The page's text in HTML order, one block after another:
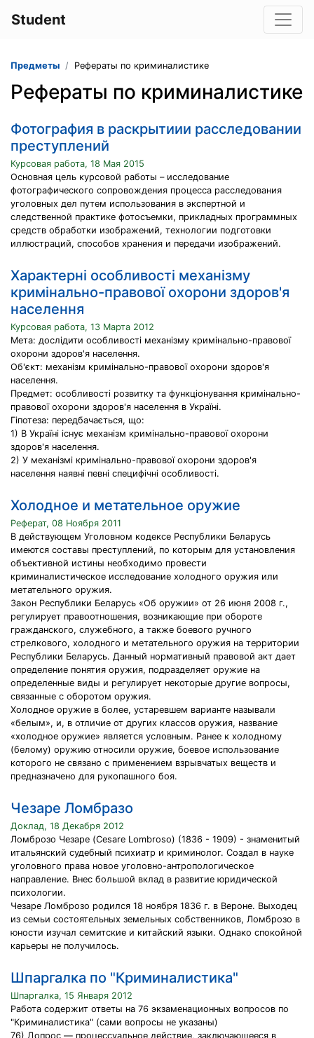
Student
Предметы Рефераты по криминалистике
Рефераты по криминалистике
Фотография в раскрытиии расследовании
преступлений
Курсовая работа, 18 Мая 2015
Основная цель курсовой работы – исследование
фотографического сопровождения процесса расследования
уголовных дел путем использования в экспертной и
следственной практике фотосъемки, прикладных программных
средств обработки изображений, технологии подготовки
иллюстраций, способов хранения и передачи изображений.
Характерні особливості механізму
кримінально-правової охорони здоров'я
населення
Курсовая работа, 13 Марта 2012
Мета: дослідити особливості механізму кримінально-правової
охорони здоров'я населення.
Об'єкт: механізм кримінально-правової охорони здоров'я
населення.
Предмет: особливості розвитку та функціонування кримінально-
правової охорони здоров'я населення в Україні.
Гіпотеза: передбачається, що:
1) В Україні існує механізм кримінально-правової охорони
здоров'я населення.
2) У механізмі кримінально-правової охорони здоров'я
населення наявні певні специфічні особливості.
Холодное и метательное оружие
Реферат, 08 Ноября 2011
В действующем Уголовном кодексе Республики Беларусь
имеются составы преступлений, по которым для установления
объективной истины необходимо провести
криминалистическое исследование холодного оружия или
метательного оружия.
Закон Республики Беларусь «Об оружии» от 26 июня 2008 г.,
регулирует правоотношения, возникающие при обороте
гражданского, служебного, а также боевого ручного
стрелкового, холодного и метательного оружия на территории
Республики Беларусь. Данный нормативный правовой акт дает
определение понятия оружия, подразделяет оружие на
определенные виды и регулирует некоторые другие вопросы,
связанные с оборотом оружия.
Холодное оружие в более, устаревшем варианте называли
«белым», и, в отличие от других классов оружия, название
«холодное оружие» является условным. Ранее к холодному
(белому) оружию относили оружие, боевое использование
которого не связано с применением взрывчатых веществ и
предназначено для рукопашного боя.
Чезаре Ломбразо
Доклад, 18 Декабря 2012
Ломброзо Чезаре (Cesare Lombroso) (1836 - 1909) - знаменитый
итальянский судебный психиатр и криминолог. Создал в науке
уголовного права новое уголовно-антропологическое
направление. Внес большой вклад в развитие юридической
психологии.
Чезаре Ломброзо родился 18 ноября 1836 г. в Вероне. Выходец
из семьи состоятельных земельных собственников, Ломброзо в
юности изучал семитские и китайский языки. Однако спокойной
карьеры не получилось.
Шпаргалка по "Криминалистика"
Шпаргалка, 15 Января 2012
Работа содержит ответы на 76 экзаменационных вопросов по
"Криминалистика" (сами вопросы не указаны)
76) Допрос — процессуальное действие, заключающееся в